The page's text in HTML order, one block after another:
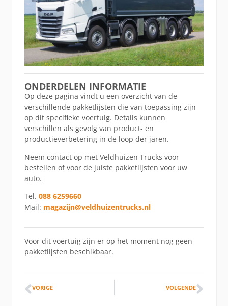
ONDERDELEN INFORMATIE
Op deze pagina vindt u een overzicht van de
verschillende pakketlijsten die van toepassing zijn
op dit specifieke voertuig. Details kunnen
verschillen als gevolg van product- en
productieverbetering in de loop der jaren.
Neem contact op met Veldhuizen Trucks voor
bestellen of voor de juiste pakketlijsten voor uw
auto.
Tel. 088 6259660
Mail: magazijn@veldhuizentrucks.nl
Voor dit voertuig zijn er op het moment nog geen
pakketlijsten beschikbaar.
VOLGENDE
VORIGE